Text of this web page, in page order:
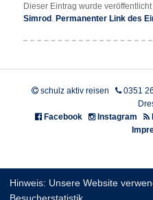
Dieser Eintrag wurde
Simrod .Permanenter Link des
schulz aktiv reisen 0351
Facebook
Instagram
Hinweis: Unsere Website